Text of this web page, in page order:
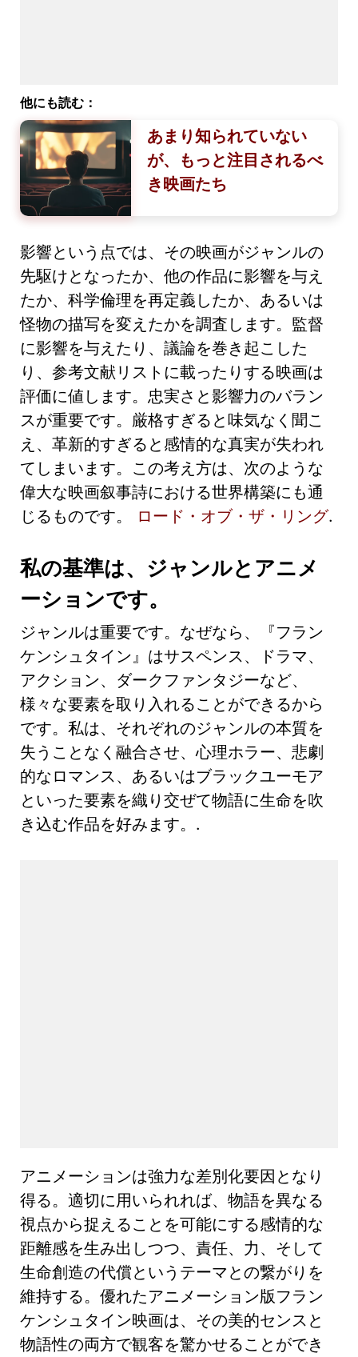
他にも読む：
あまり知られていない
が、もっと注目されるべ
き映画たち
影響という点では、その映画がジャンルの
先駆けとなったか、他の作品に影響を与え
たか、科学倫理を再定義したか、あるいは
怪物の描写を変えたかを調査します。監督
に影響を与えたり、議論を巻き起こした
り、参考文献リストに載ったりする映画は
評価に値します。忠実さと影響力のバラン
スが重要です。厳格すぎると味気なく聞こ
え、革新的すぎると感情的な真実が失われ
てしまいます。この考え方は、次のような
偉大な映画叙事詩における世界構築にも通
じるものです。
ロード・オブ・ザ・リング.
私の基準は、ジャンルとアニメ
ーションです。
ジャンルは重要です。なぜなら、『フラン
ケンシュタイン』はサスペンス、ドラマ、
アクション、ダークファンタジーなど、
様々な要素を取り入れることができるから
です。私は、それぞれのジャンルの本質を
失うことなく融合させ、心理ホラー、悲劇
的なロマンス、あるいはブラックユーモア
といった要素を織り交ぜて物語に生命を吹
き込む作品を好みます。.
アニメーションは強力な差別化要因となり
得る。適切に用いられれば、物語を異なる
視点から捉えることを可能にする感情的な
距離感を生み出しつつ、責任、力、そして
生命創造の代償というテーマとの繋がりを
維持する。優れたアニメーション版フラン
ケンシュタイン映画は、その美的センスと
物語性の両方で観客を驚かせることができ